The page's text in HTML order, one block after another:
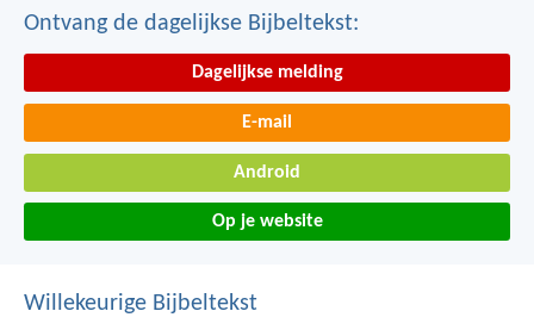
Ontvang de dagelijkse Bijbeltekst:
Dagelijkse melding
E-mail
Android
Op je website
Willekeurige Bijbeltekst